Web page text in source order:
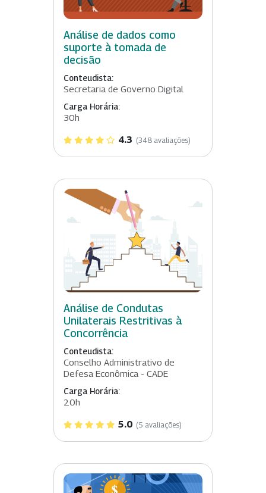
Análise de dados como
suporte à tomada de
decisão
Conteudista:
Secretaria de Governo Digital
Carga Horária:
30h
4.3 (348 avaliações)
Análise de Condutas
Unilaterais Restritivas à
Concorrência
Conteudista:
Conselho Administrativo de
Defesa Econômica - CADE
Carga Horária:
20h
5.0 (5 avaliações)